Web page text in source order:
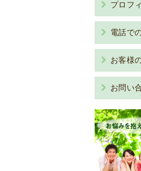
プロフ
電話で
お客様
お問い